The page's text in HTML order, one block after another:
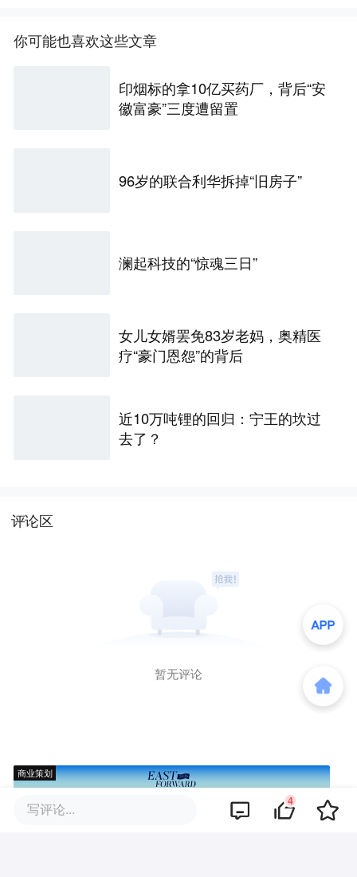
你可能也喜欢这些文章
印烟标的拿10亿买药厂，背后“安
徽富豪”三度遭留置
96岁的联合利华拆掉“旧房子”
澜起科技的“惊魂三日”
女儿女婿罢免83岁老妈，奥精医
疗“豪门恩怨”的背后
近10万吨锂的回归：宁王的坎过
去了？
评论区
暂无评论
商业策划
写评论... 4